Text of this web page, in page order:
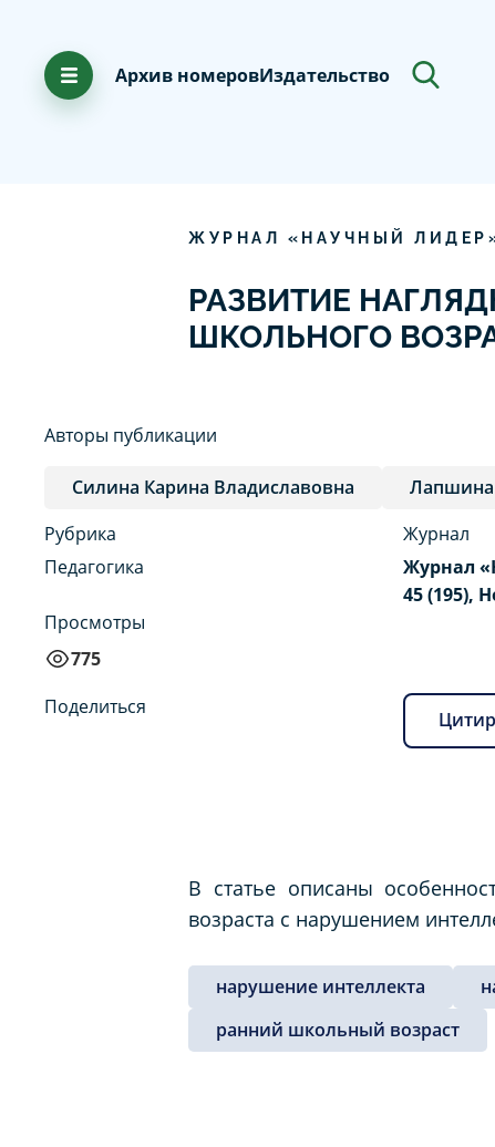
Архив номеровИздательство
ЖУРНАЛ «НАУЧНЫЙ
РАЗВИТИЕ
ШКОЛЬНОГО
Авторы публикации
Силина Карина Владиславовна
Рубрика
Педагогика
Просмотры
775
Журнал
Журнал
45 (195),
Поделиться
В статье описаны
возраста с нарушением
нарушение интеллекта
ранний школьный возраст